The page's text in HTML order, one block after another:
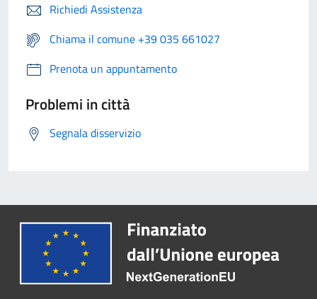
Richiedi Assistenza
Chiama il comune +39 035 661027
Prenota un appuntamento
Problemi in città
Segnala disservizio